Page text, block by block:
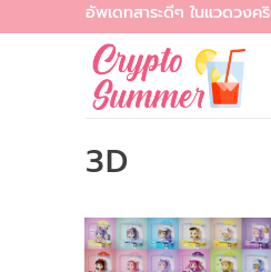
อัพเดทสาระดีๆ ในแวดวง
3D